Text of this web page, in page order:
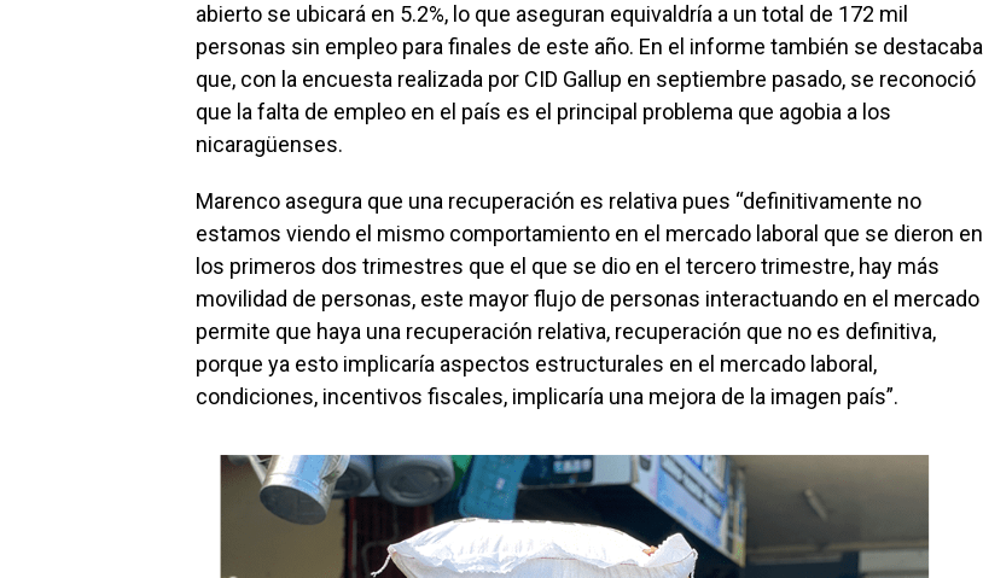
abierto se ubicará en 5.2%, lo que aseguran equivaldría a un total de 172 mil
personas sin empleo para finales de este año. En el informe también se destacaba
que, con la encuesta realizada por CID Gallup en septiembre pasado, se reconoció
que la falta de empleo en el país es el principal problema que agobia a los
nicaragüenses.
Marenco asegura que una recuperación es relativa pues “definitivamente no
estamos viendo el mismo comportamiento en el mercado laboral que se dieron en
los primeros dos trimestres que el que se dio en el tercero trimestre, hay más
movilidad de personas, este mayor flujo de personas interactuando en el mercado
permite que haya una recuperación relativa, recuperación que no es definitiva,
porque ya esto implicaría aspectos estructurales en el mercado laboral,
condiciones, incentivos fiscales, implicaría una mejora de la imagen país”.